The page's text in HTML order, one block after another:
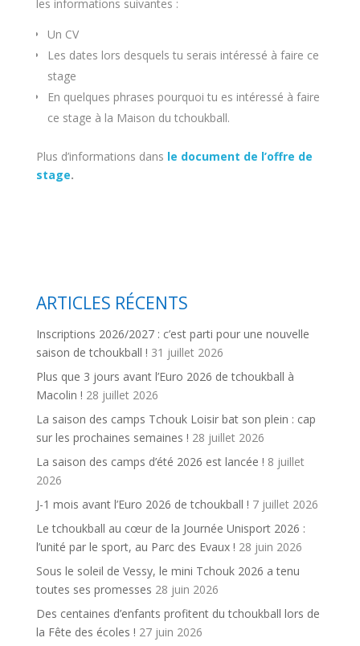
les informations suivantes :
Un CV
Les dates lors desquels tu serais intéressé à faire ce
stage
En quelques phrases pourquoi tu es intéressé à faire
ce stage à la Maison du tchoukball.
Plus d’informations dans le document de l’offre de
stage.
ARTICLES RÉCENTS
Inscriptions 2026/2027 : c’est parti pour une nouvelle
saison de tchoukball ! 31 juillet 2026
Plus que 3 jours avant l’Euro 2026 de tchoukball à
Macolin ! 28 juillet 2026
La saison des camps Tchouk Loisir bat son plein : cap
sur les prochaines semaines ! 28 juillet 2026
La saison des camps d’été 2026 est lancée ! 8 juillet
2026
J-1 mois avant l’Euro 2026 de tchoukball ! 7 juillet 2026
Le tchoukball au cœur de la Journée Unisport 2026 :
l’unité par le sport, au Parc des Evaux ! 28 juin 2026
Sous le soleil de Vessy, le mini Tchouk 2026 a tenu
toutes ses promesses 28 juin 2026
Des centaines d’enfants profitent du tchoukball lors de
la Fête des écoles ! 27 juin 2026